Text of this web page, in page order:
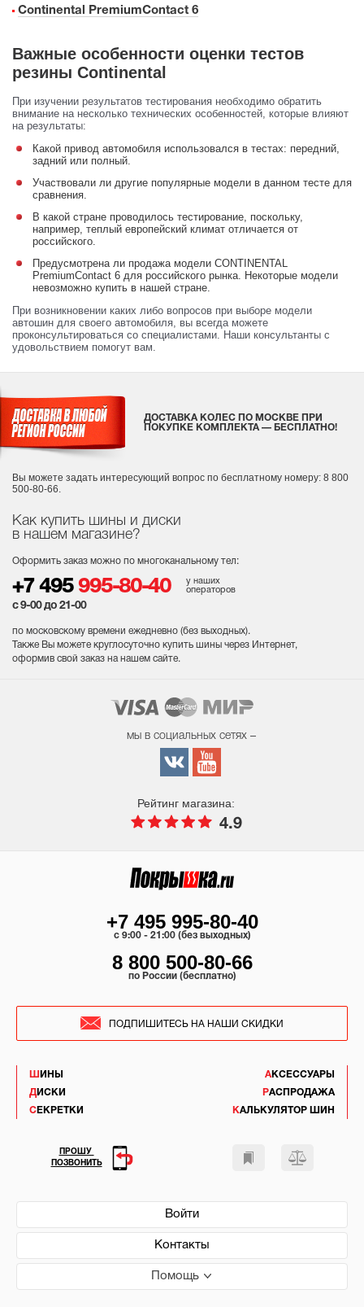
Continental PremiumContact 6
Важные особенности оценки тестов
резины Continental
При изучении результатов тестирования необходимо обратить
внимание на несколько технических особенностей, которые влияют
на результаты:
Какой привод автомобиля использовался в тестах: передний,
задний или полный.
Участвовали ли другие популярные модели в данном тесте для
сравнения.
В какой стране проводилось тестирование, поскольку,
например, теплый европейский климат отличается от
российского.
Предусмотрена ли продажа модели CONTINENTAL
PremiumContact 6 для российского рынка. Некоторые модели
невозможно купить в нашей стране.
При возникновении каких либо вопросов при выборе модели
автошин для своего автомобиля, вы всегда можете
проконсультироваться со специалистами. Наши консультанты с
удовольствием помогут вам.
Как купить шины и диски
в нашем магазине?
Оформить заказ можно по многоканальному тел:
+7 495 995-80-40
у наших
операторов
с 9-00 до 21-00
по московскому времени ежедневно (без выходных).
Также Вы можете круглосуточно купить шины через Интернет,
оформив свой заказ на нашем сайте.
ДОСТАВКА КОЛЕС ПО МОСКВЕ ПРИ
ПОКУПКЕ КОМПЛЕКТА — БЕСПЛАТНО!
Вы можете задать интересующий вопрос по бесплатному номеру: 8 800
500-80-66.
мы в социальных сетях –
Рейтинг магазина:
4.9
ШИНЫ
ДИСКИ
СЕКРЕТКИ
АКСЕССУАРЫ
РАСПРОДАЖА
КАЛЬКУЛЯТОР ШИН
Войти
Контакты
Помощь
+7 495 995-80-40
c 9:00 - 21:00 (без выходных)
8 800 500-80-66
по России (бесплатно)
ПОДПИШИТЕСЬ НА НАШИ СКИДКИ
ПРОШУ
ПОЗВОНИТЬ